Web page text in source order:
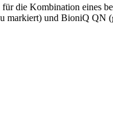
die Kombination eines
markiert) und BioniQ QN